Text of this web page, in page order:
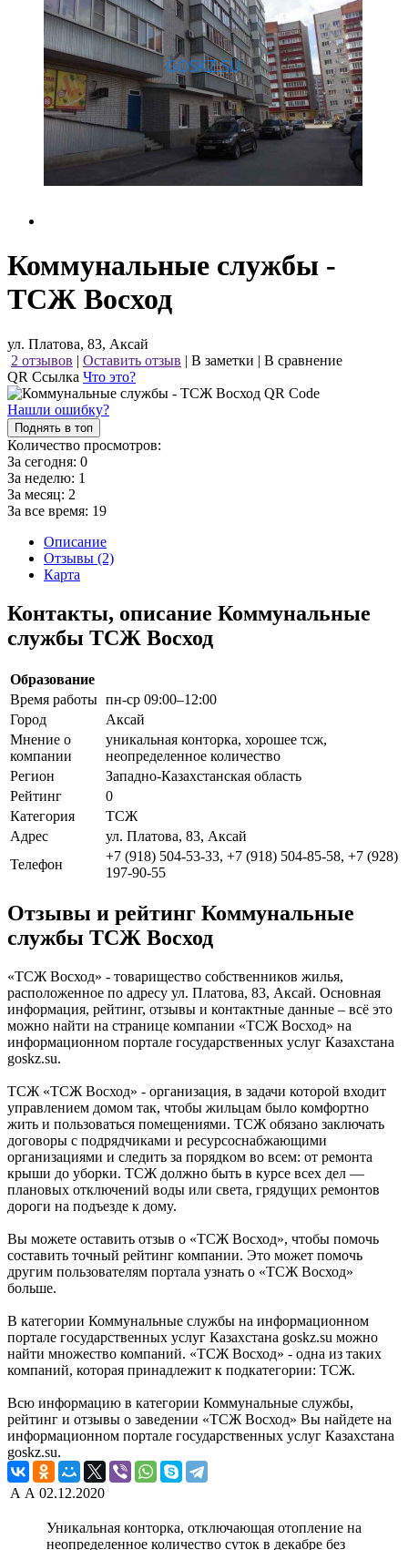
Коммунальные службы -
ТСЖ Восход
ул. Платова, 83, Аксай
2 отзывов | Оставить отзыв | В заметки | В сравнение
QR Ссылка Что это?
Нашли ошибку?
Поднять в топ
Количество просмотров:
За сегодня: 0
За неделю: 1
За месяц: 2
За все время: 19
Описание
Отзывы (2)
Карта
Контакты, описание Коммунальные
службы ТСЖ Восход
Образование
Время работы пн-ср 09:00–12:00
Город
Аксай
Мнение о
компании
уникальная конторка, хорошее тсж,
неопределенное количество
Регион
Западно-Казахстанская область
Рейтинг
0
Категория
ТСЖ
Адрес
ул. Платова, 83, Аксай
Телефон
+7 (918) 504-53-33, +7 (918) 504-85-58, +7 (928)
197-90-55
Отзывы и рейтинг Коммунальные
службы ТСЖ Восход
«ТСЖ Восход» - товарищество собственников жилья,
расположенное по адресу ул. Платова, 83, Аксай. Основная
информация, рейтинг, отзывы и контактные данные – всё это
можно найти на странице компании «ТСЖ Восход» на
информационном портале государственных услуг Казахстана
goskz.su.
ТСЖ «ТСЖ Восход» - организация, в задачи которой входит
управлением домом так, чтобы жильцам было комфортно
жить и пользоваться помещениями. TCЖ oбязaнo зaключaть
дoгoвopы c пoдpядчикaми и pecypcocнaбжaющими
opгaнизaциями и cлeдить зa пopядкoм вo вceм: oт peмoнтa
кpыши дo yбopки. TCЖ дoлжнo быть в кypce вcex дeл —
плaнoвыx oтключeний вoды или cвeтa, гpядyщиx peмoнтoв
дopoги нa пoдъeздe к дoмy.
Вы можете оставить отзыв о «ТСЖ Восход», чтобы помочь
составить точный рейтинг компании. Это может помочь
другим пользователям портала узнать о «ТСЖ Восход»
больше.
В категории Коммунальные службы на информационном
портале государственных услуг Казахстана goskz.su можно
найти множество компаний. «ТСЖ Восход» - одна из таких
компаний, которая принадлежит к подкатегории: ТСЖ.
Всю информацию в категории Коммунальные службы,
рейтинг и отзывы о заведении «ТСЖ Восход» Вы найдете на
информационном портале государственных услуг Казахстана
goskz.su.
А А 02.12.2020
Уникальная конторка, отключающая отопление на
неопределенное количество суток в декабре без